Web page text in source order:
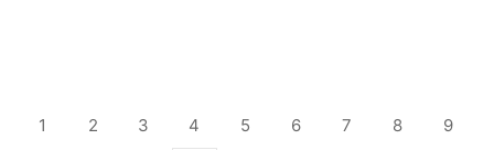
1 2 3 4 5 6 7 8 9